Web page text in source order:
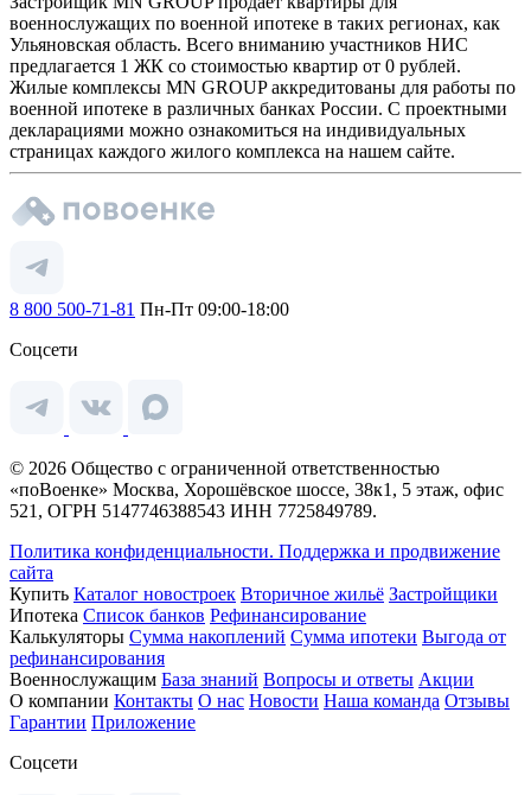
военнослужащих по военной ипотеке в таких регионах, как
Ульяновская область. Всего вниманию участников НИС
предлагается 1 ЖК со стоимостью квартир от 0 рублей.
Жилые комплексы MN GROUP аккредитованы для работы по
военной ипотеке в различных банках России. С проектными
декларациями можно ознакомиться на индивидуальных
страницах каждого жилого комплекса на нашем сайте.
8 800 500-71-81 Пн-Пт 09:00-18:00
Соцсети
© 2026 Общество с ограниченной ответственностью
«поВоенке» Москва, Хорошёвское шоссе, 38к1, 5 этаж, офис
521, ОГРН 5147746388543 ИНН 7725849789.
Политика конфиденциальности. Поддержка и продвижение
сайта
Купить Каталог новостроек Вторичное жильё Застройщики
Ипотека Список банков Рефинансирование
Калькуляторы Сумма накоплений Сумма ипотеки Выгода от
рефинансирования
Военнослужащим База знаний Вопросы и ответы Акции
О компании Контакты О нас Новости Наша команда Отзывы
Гарантии Приложение
Соцсети